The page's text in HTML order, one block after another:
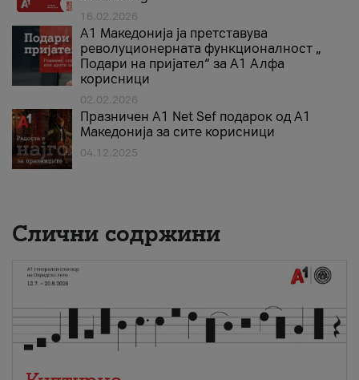
16.02.2026
А1 Македонија ја претставува
револуционерната функционалност „
Подари на пријател“ за А1 Алфа
корисници
02.02.2026
Празничен A1 Net Sеf подарок од А1
Македонија за сите корисници
04.12.2025
Слични содржини